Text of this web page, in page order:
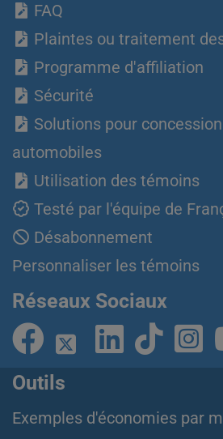
FAQ
Plaintes ou traitement
Programme d'affiliation
Sécurité
Solutions pour
automobiles
Utilisation des témoins
Testé par l'équipe de
Désabonnement
Personnaliser les témoins
Réseaux Sociaux
Outils
Exemples d'économies par